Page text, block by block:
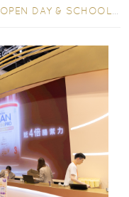
OPEN DAY & SCHOOL EVENTS